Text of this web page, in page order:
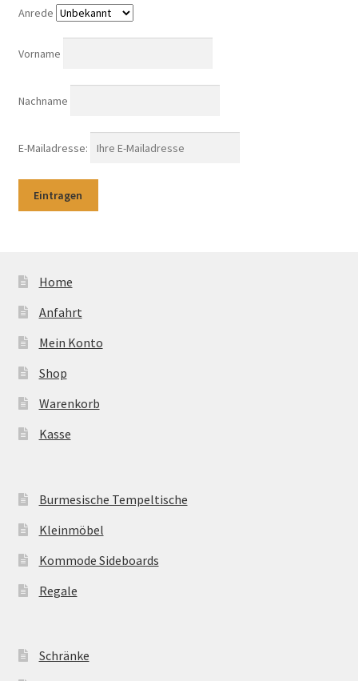
Anrede
Vorname
Nachname
E-Mailadresse:
Home
Anfahrt
Mein Konto
Shop
Warenkorb
Kasse
Burmesische Tempeltische
Kleinmöbel
Kommode Sideboards
Regale
Schränke